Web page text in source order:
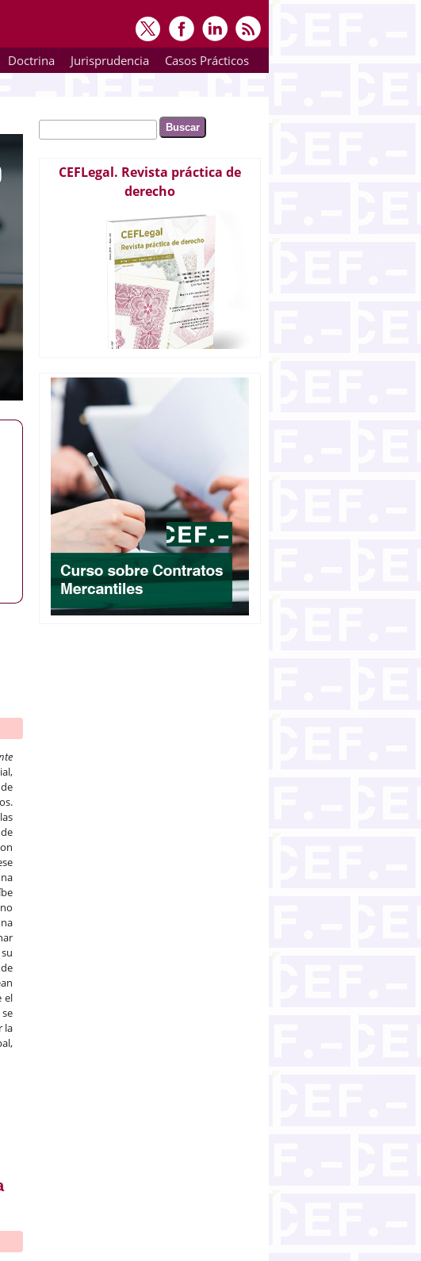
Doctrina Jurisprudencia Casos Prácticos
el
la
Formulario de búsqueda
Buscar
CEFLegal. Revista práctica de
derecho